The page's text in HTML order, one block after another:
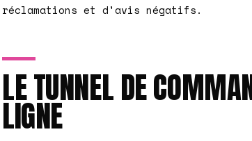
réclamations et d'avis négatifs.
LE TUNNEL DE
LIGNE